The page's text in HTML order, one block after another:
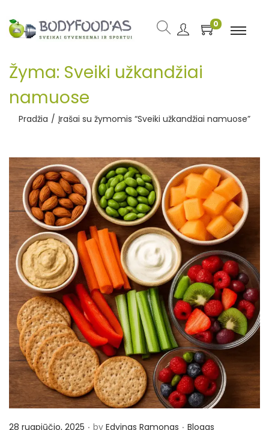
0
Žyma: Sveiki užkandžiai
namuose
Pradžia / Įrašai su žymomis “Sveiki užkandžiai namuose”
P
28 rugpjūčio, 2025 . by Edvinas Ramonas . P
Blogas